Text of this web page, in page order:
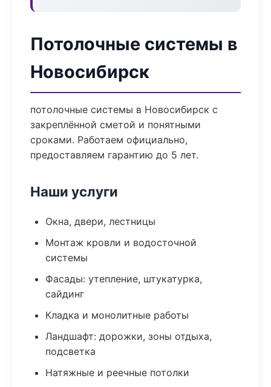
Потолочные системы в
Новосибирск
потолочные системы в Новосибирск с
закреплённой сметой и понятными
сроками. Работаем официально,
предоставляем гарантию до 5 лет.
Наши услуги
Окна, двери, лестницы
Монтаж кровли и водосточной
системы
Фасады: утепление, штукатурка,
сайдинг
Кладка и монолитные работы
Ландшафт: дорожки, зоны отдыха,
подсветка
Натяжные и реечные потолки